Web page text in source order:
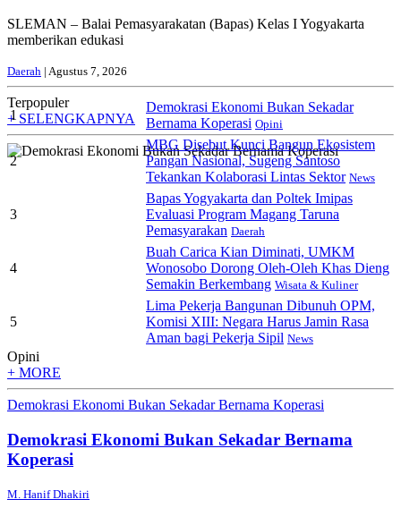
SLEMAN – Balai Pemasyarakatan (Bapas) Kelas I Yogyakarta
memberikan edukasi
Daerah | Agustus 7, 2026
Terpopuler
+ SELENGKAPNYA
1
Demokrasi Ekonomi Bukan Sekadar
Bernama Koperasi Opini
2
MBG Disebut Kunci Bangun Ekosistem
Pangan Nasional, Sugeng Santoso
Tekankan Kolaborasi Lintas Sektor News
3
Bapas Yogyakarta dan Poltek Imipas
Evaluasi Program Magang Taruna
Pemasyarakan Daerah
4
Buah Carica Kian Diminati, UMKM
Wonosobo Dorong Oleh-Oleh Khas Dieng
Semakin Berkembang Wisata & Kuliner
5
Lima Pekerja Bangunan Dibunuh OPM,
Komisi XIII: Negara Harus Jamin Rasa
Aman bagi Pekerja Sipil News
Opini
+ MORE
Demokrasi Ekonomi Bukan Sekadar Bernama Koperasi
Demokrasi Ekonomi Bukan Sekadar Bernama
Koperasi
M. Hanif Dhakiri